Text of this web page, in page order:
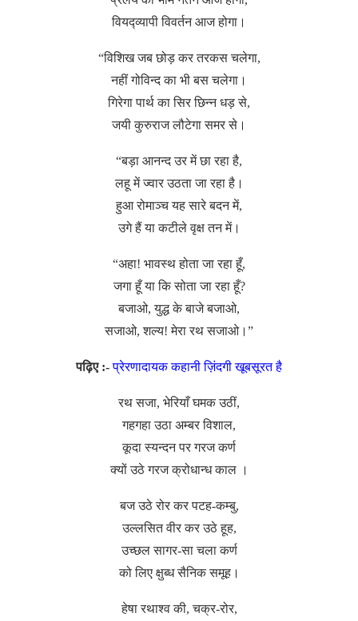
वियद्व्यापी विवर्तन आज होगा।
“विशिख जब छोड़ कर तरकस चलेगा,
नहीं गोविन्द का भी बस चलेगा।
गिरेगा पार्थ का सिर छिन्न धड़ से,
जयी कुरुराज लौटेगा समर से।
“बड़ा आनन्द उर में छा रहा है,
लहू में ज्वार उठता जा रहा है।
हुआ रोमाञ्च यह सारे बदन में,
उगे हैं या कटीले वृक्ष तन में।
“अहा! भावस्थ होता जा रहा हूँ,
जगा हूँ या कि सोता जा रहा हूँ?
बजाओ, युद्ध के बाजे बजाओ,
सजाओ, शल्य! मेरा रथ सजाओ।”
पढ़िए :- प्रेरणादायक कहानी ज़िंदगी खूबसूरत है
रथ सजा, भेरियाँ घमक उठीं,
गहगहा उठा अम्बर विशाल,
कूदा स्यन्दन पर गरज कर्ण
क्यों उठे गरज क्रोधान्ध काल ।
बज उठे रोर कर पटह-कम्बु,
उल्लसित वीर कर उठे हूह,
उच्छल सागर-सा चला कर्ण
को लिए क्षुब्ध सैनिक समूह।
हेषा रथाश्व की, चक्र-रोर,